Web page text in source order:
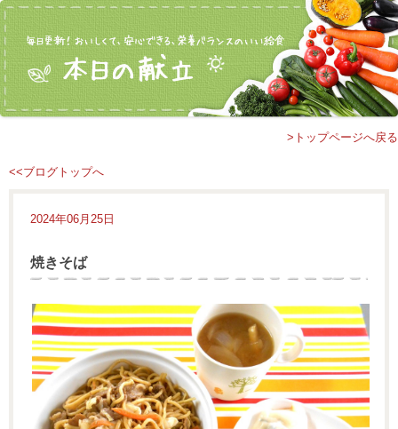
>トップページへ戻る
<<ブログトップへ
2024年06月25日
焼きそば